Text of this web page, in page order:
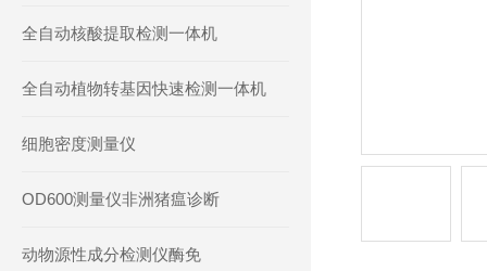
全自动核酸提取检测一体机
全自动植物转基因快速检测一体机
细胞密度测量仪
OD600测量仪非洲猪瘟诊断
动物源性成分检测仪酶免